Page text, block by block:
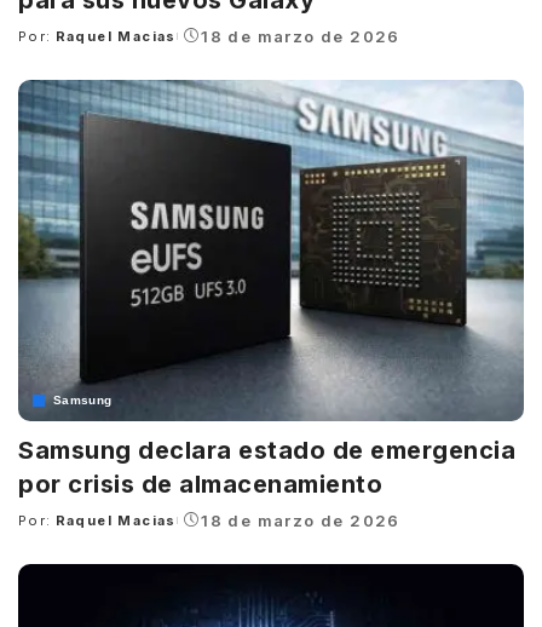
Posted
Por: Raquel Macias 18 de marzo de 2026
Samsung
Samsung declara estado de emergencia
por crisis de almacenamiento
Posted
Por: Raquel Macias 18 de marzo de 2026